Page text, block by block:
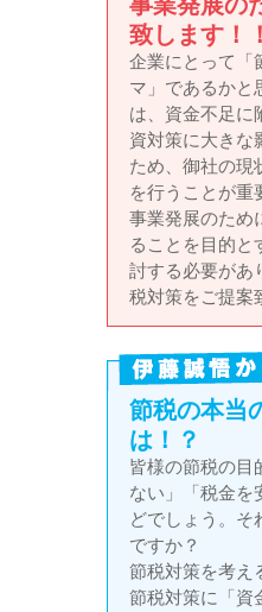
致します！！
企業にとって「
マ」であるかと
は、資金不足に
資対策に大きな
ため、御社の現
を行うことが重
事業発展のため
ることを目的と
討する必要があ
税対策をご提案
節税の本当
は！？
皆様の節税の目
ない」「税金を
どでしょう。そ
ですか？
節税対策を考え
節税対策に「資